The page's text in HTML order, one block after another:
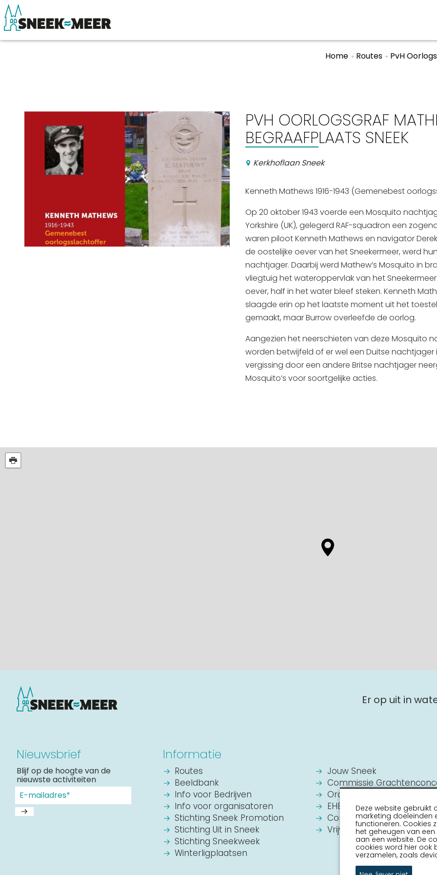
Praktische informatie
Toeristische informatie
Bezienswaardigheden
Watersport
Overnachten
Winkelen
Jouw Sneek
De Friese meren
Other languages
Home Routes PvH
PVH OORLOGSGRAF
BEGRAAFPLAATS SNEEK
Kerkhoflaan Sneek
Kenneth Mathews 1916-1943 (Gemenebest
Op 20 oktober 1943 voerde een Mosquito
Yorkshire (UK), gelegerd RAF-squadron een
waren piloot Kenneth Mathews en navigator
de oostelijke oever van het Sneekermeer, werd
nachtjager. Daarbij werd Mathew’s Mosquito in
vliegtuig het wateroppervlak van het
oever, half in het water bleef steken. Kenneth
slaagde erin op het laatste moment uit het
gemaakt, maar Burrow overleefde de oorlog.
Aangezien het neerschieten van deze Mosquito
worden betwijfeld of er wel een Duitse nachtjager
vergissing door een andere Britse nachtjager
Mosquito’s voor soortgelijke acties.
Er op uit in
Nieuwsbrief
Blijf op de hoogte van de
nieuwste activiteiten
Informatie
Routes
Beeldbank
Info voor Bedrijven
Info voor organisatoren
Stichting Sneek Promotion
Stichting Uit in Sneek
Stichting Sneekweek
Winterligplaatsen
Jouw Sneek
Commissie
Oranje Vereniging Sneek
EHBO Hulpverlening Sneek
Contact
Vrijwilligers vacatures
Deze website gebruikt
marketing doeleinden
functioneren. Cookies
het geheugen van
aan een website. De
cookies word hier ook
verzamelen, zoals